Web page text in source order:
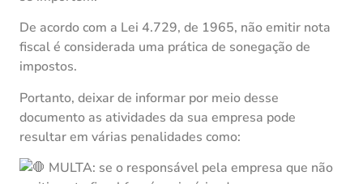
De acordo com a Lei 4.729, de 1965, não emitir nota
fiscal é considerada uma prática de sonegação de
impostos.
Portanto, deixar de informar por meio desse
documento as atividades da sua empresa pode
resultar em várias penalidades como:
MULTA: se o responsável pela empresa que não